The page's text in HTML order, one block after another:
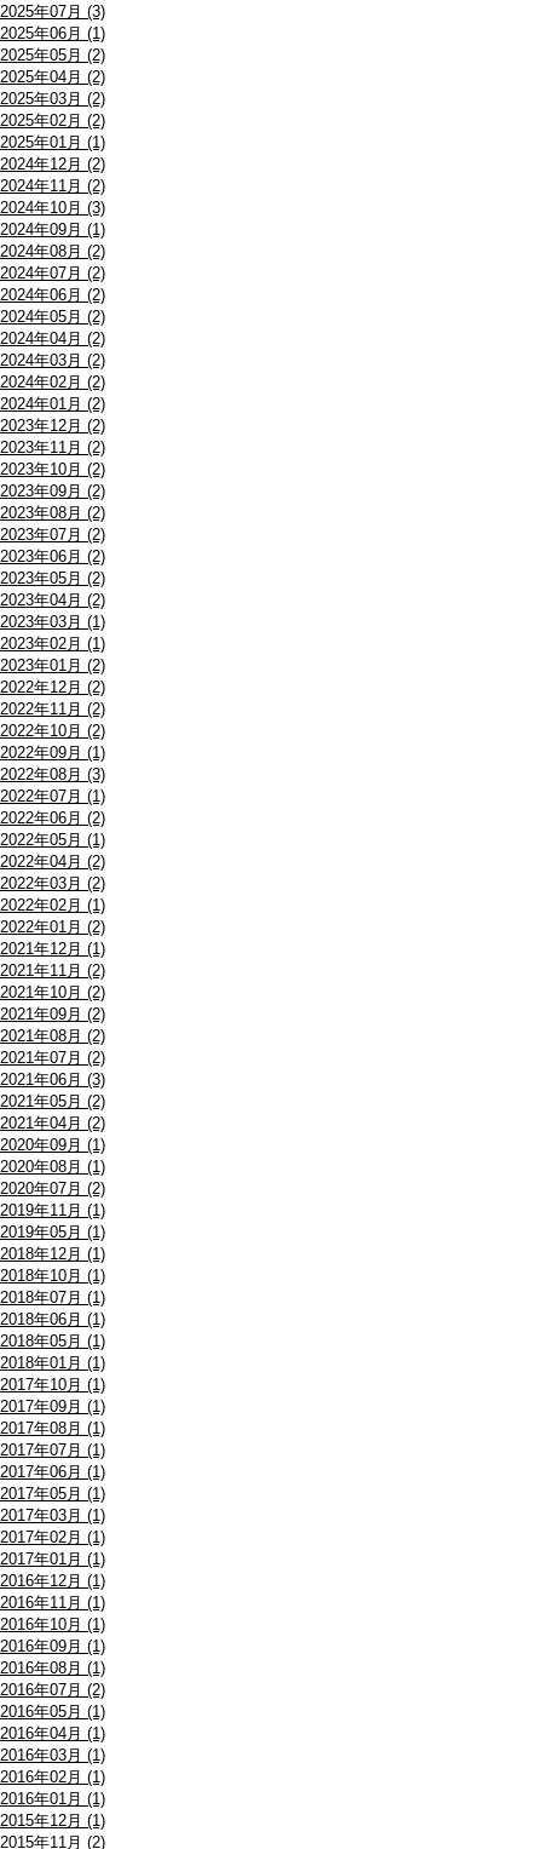
2025年07月 (3)
2025年06月 (1)
2025年05月 (2)
2025年04月 (2)
2025年03月 (2)
2025年02月 (2)
2025年01月 (1)
2024年12月 (2)
2024年11月 (2)
2024年10月 (3)
2024年09月 (1)
2024年08月 (2)
2024年07月 (2)
2024年06月 (2)
2024年05月 (2)
2024年04月 (2)
2024年03月 (2)
2024年02月 (2)
2024年01月 (2)
2023年12月 (2)
2023年11月 (2)
2023年10月 (2)
2023年09月 (2)
2023年08月 (2)
2023年07月 (2)
2023年06月 (2)
2023年05月 (2)
2023年04月 (2)
2023年03月 (1)
2023年02月 (1)
2023年01月 (2)
2022年12月 (2)
2022年11月 (2)
2022年10月 (2)
2022年09月 (1)
2022年08月 (3)
2022年07月 (1)
2022年06月 (2)
2022年05月 (1)
2022年04月 (2)
2022年03月 (2)
2022年02月 (1)
2022年01月 (2)
2021年12月 (1)
2021年11月 (2)
2021年10月 (2)
2021年09月 (2)
2021年08月 (2)
2021年07月 (2)
2021年06月 (3)
2021年05月 (2)
2021年04月 (2)
2020年09月 (1)
2020年08月 (1)
2020年07月 (2)
2019年11月 (1)
2019年05月 (1)
2018年12月 (1)
2018年10月 (1)
2018年07月 (1)
2018年06月 (1)
2018年05月 (1)
2018年01月 (1)
2017年10月 (1)
2017年09月 (1)
2017年08月 (1)
2017年07月 (1)
2017年06月 (1)
2017年05月 (1)
2017年03月 (1)
2017年02月 (1)
2017年01月 (1)
2016年12月 (1)
2016年11月 (1)
2016年10月 (1)
2016年09月 (1)
2016年08月 (1)
2016年07月 (2)
2016年05月 (1)
2016年04月 (1)
2016年03月 (1)
2016年02月 (1)
2016年01月 (1)
2015年12月 (1)
2015年11月 (2)